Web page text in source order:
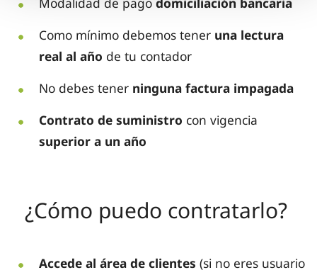
Como mínimo debemos tener una lectura
real al año de tu contador
No debes tener ninguna factura impagada
Contrato de suministro con vigencia
superior a un año
¿Cómo puedo contratarlo?
Accede al área de clientes (si no eres usuario